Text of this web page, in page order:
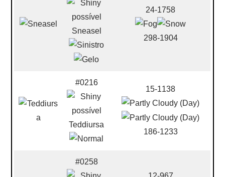
Sneasel
24-1758
298-1904
#0216
Teddiursa
15-1138
186-1233
#0258